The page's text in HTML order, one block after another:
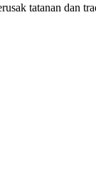
tatanan dan